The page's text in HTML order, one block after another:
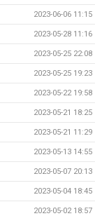
2023-06-06 11:15
2023-05-28 11:16
2023-05-25 22:08
2023-05-25 19:23
2023-05-22 19:58
2023-05-21 18:25
2023-05-21 11:29
2023-05-13 14:55
2023-05-07 20:13
2023-05-04 18:45
2023-05-02 18:57